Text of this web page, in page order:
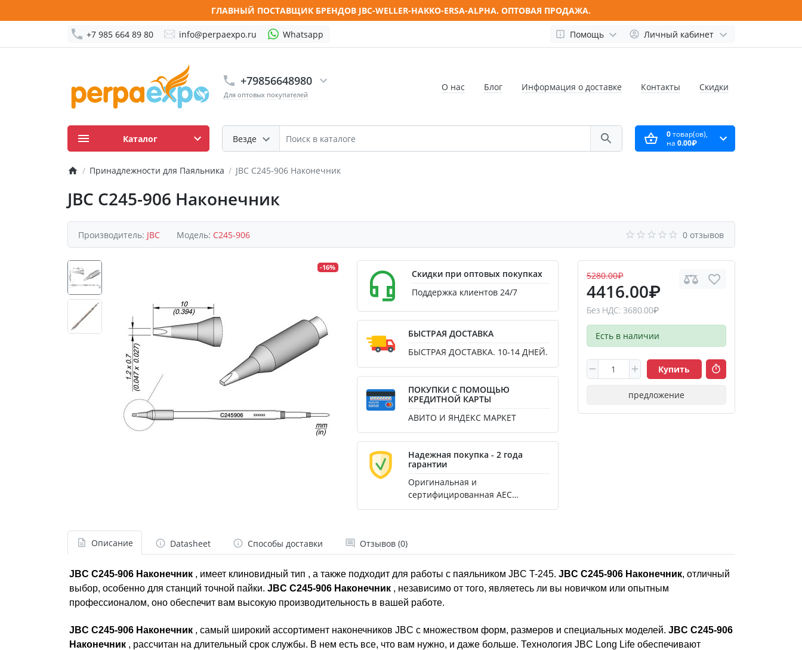
ГЛАВНЫЙ ПОСТАВЩИК БРЕНДОВ JBC-WELLER-HAKKO-ERSA-ALPHA. ОПТОВАЯ ПРОДАЖА.
+7 985 664 89 80 info@perpaexpo.ru Whatsapp Помощь Личный кабинет
+79856648980
Для оптовых покупателей
Везде
О нас Блог Информация о доставке Контакты Скидки
0товар(ов),
на 0.00₽
Каталог
Принадлежности для Паяльника JBC C245-906 Наконечник
JBC C245-906 Наконечник
Производитель: JBC Модель: C245-906 0 отзывов
-16%
5280.00₽
4416.00₽
Без НДС: 3680.00₽
Есть в наличии
Купить
предложение
Скидки при оптовых покупках
Поддержка клиентов 24/7
БЫСТРАЯ ДОСТАВКА
БЫСТРАЯ ДОСТАВКА. 10-14 ДНЕЙ.
ПОКУПКИ С ПОМОЩЬЮ
КРЕДИТНОЙ КАРТЫ
АВИТО И ЯНДЕКС МАРКЕТ
Надежная покупка - 2 года
гарантии
Оригинальная и
сертифицированная AEC
продукция
Описание Datasheet Способы доставки Отзывов (0)
JBC C245-906 Наконечник , имеет клиновидный тип , а также подходит для работы с паяльником JBC T-245. JBC C245-906 Наконечник, отличный
выбор, особенно для станций точной пайки. JBC C245-906 Наконечник , независимо от того, являетесь ли вы новичком или опытным
профессионалом, оно обеспечит вам высокую производительность в вашей работе.
JBC C245-906 Наконечник , самый широкий ассортимент наконечников JBC с множеством форм, размеров и специальных моделей. JBC C245-906
Наконечник , рассчитан на длительный срок службы. В нем есть все, что вам нужно, и даже больше. Технология JBC Long Life обеспечивают